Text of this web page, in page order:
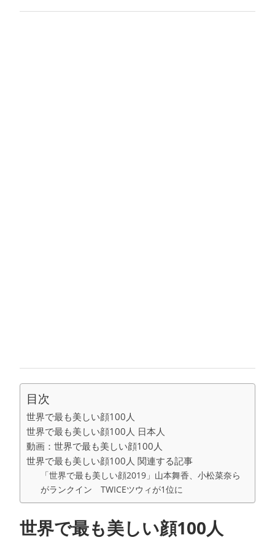
目次
世界で最も美しい顔100人
世界で最も美しい顔100人 日本人
動画：世界で最も美しい顔100人
世界で最も美しい顔100人 関連する記事
「世界で最も美しい顔2019」山本舞香、小松菜奈ら
がランクイン TWICEツウィが1位に
世界で最も美しい顔100人